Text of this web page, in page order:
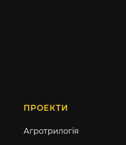
ПРОЕКТИ
Агротрилогія